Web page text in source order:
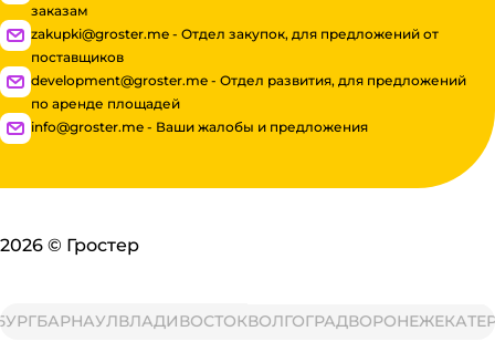
заказам
zakupki@groster.me - Отдел закупок, для предложений от
поставщиков
development@groster.me - Отдел развития, для предложений
по аренде площадей
info@groster.me - Ваши жалобы и предложения
2026 © Гростер
БАРНАУЛВЛАДИВОСТОКВОЛГОГРАДВОРОНЕЖ